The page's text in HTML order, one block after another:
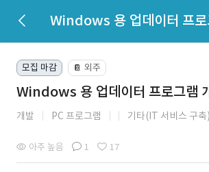
Windows 용 업데이터 프로
모집 마감 📔 외주
Windows 용 업데이터 프로그램
개발 PC 프로그램 기타(IT 서비스 구축)
아주 높음 1 17